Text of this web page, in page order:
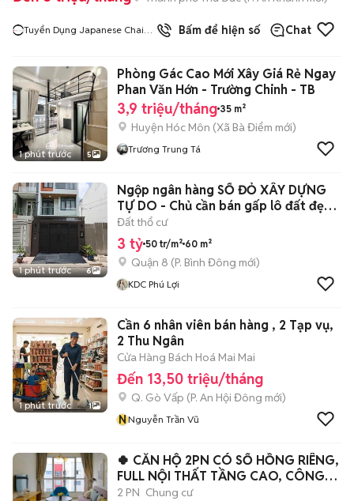
Tuyển Dụng Japanese Chain
Bấm để hiện số Chat
1 phút trước 5
Phòng Gác Cao Mới Xây Giá Rẻ Ngay
Phan Văn Hớn - Trường Chinh - TB
3,9 triệu/tháng 35 m²
Huyện Hóc Môn (Xã Bà Điểm mới)
Trương Trung Tá
1 phút trước 6
Ngộp ngân hàng SỔ ĐỎ XÂY DỰNG
TỰ DO - Chủ cần bán gấp lô đất đẹp
60m²
Đất thổ cư
3 tỷ 50 tr/m² 60 m²
Quận 8 (P. Bình Đông mới)
KDC Phú Lợi
1 phút trước 1
Cần 6 nhân viên bán hàng , 2 Tạp vụ,
2 Thu Ngân
Cửa Hàng Bách Hoá Mai Mai
Đến 13,50 triệu/tháng
Q. Gò Vấp (P. An Hội Đông mới)
NNguyễn Trần Vũ
🍀 CĂN HỘ 2PN CÓ SỔ HỒNG RIÊNG,
FULL NỘI THẤT TẦNG CAO, CÔNG
CHỨNG NGAY
2 PN Chung cư